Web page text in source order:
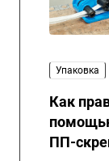
Упаковка
Как
ПП-